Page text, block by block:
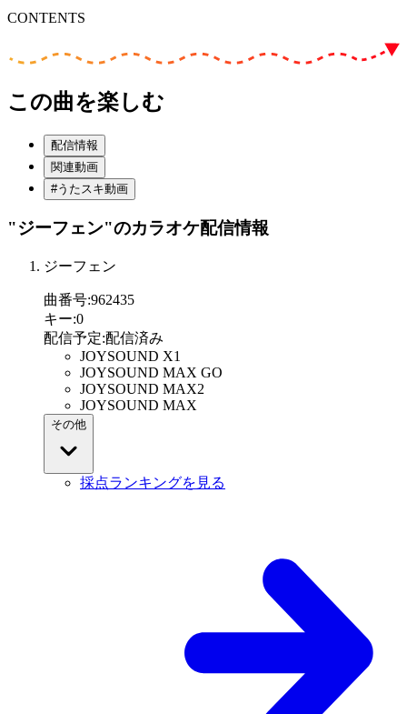
CONTENTS
この曲を楽しむ
配信情報
関連動画
#うたスキ動画
"ジーフェン"のカラオケ配信情報
ジーフェン
曲番号:962435
キー:0
配信予定:配信済み
JOYSOUND X1
JOYSOUND MAX GO
JOYSOUND MAX2
JOYSOUND MAX
その他
採点ランキングを見る